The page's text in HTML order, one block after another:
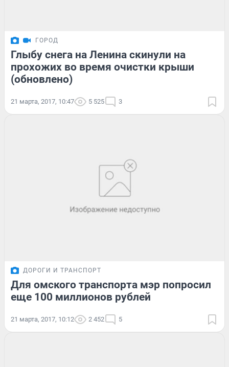
ГОРОД
Глыбу снега на Ленина скинули на
прохожих во время очистки крыши
(обновлено)
21 марта, 2017, 10:47 5 525 3
ДОРОГИ И ТРАНСПОРТ
Для омского транспорта мэр попросил
еще 100 миллионов рублей
21 марта, 2017, 10:12 2 452 5